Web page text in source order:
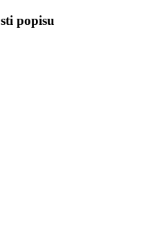
popisu